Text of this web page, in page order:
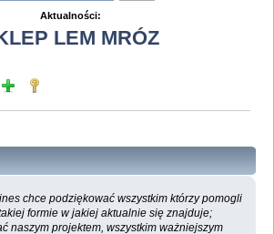
Aktualności:
LEM MRÓZ
chce podziękować wszystkim którzy pomogli
formie w jakiej aktualnie się znajduje;
naszym projektem, wszystkim ważniejszym